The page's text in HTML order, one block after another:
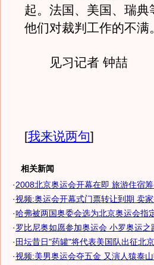
起。法国、美国、瑞
他们对裁判工作的不满。
见习记者 钟喆
[我来说两句]
相关新闻
·2008北京奥运会开幕在即 旅游住宿筹
·视频:奥运会开幕式门票转让到期 卖
·哈弗被两国奥委会选为北京奥运会指
·罗比尼奥如愿参加奥运会 小罗奥运之
· 田坛昔日"药罐"将代表美国队出征北
·视频:美男奥运会夺五金 又演人猿泰